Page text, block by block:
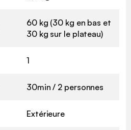
60 kg (30 kg en bas et
30 kg sur le plateau)
1
30min / 2 personnes
Extérieure